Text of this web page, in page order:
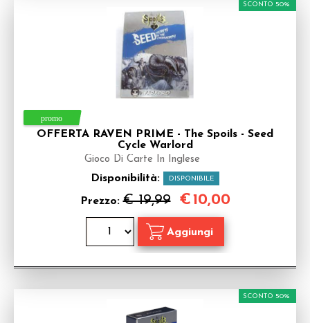
OFFERTA RAVEN PRIME - The Spoils - Seed
Cycle Warlord
Gioco Di Carte In Inglese
Disponibilità: DISPONIBILE
Prezzo:€ 19,99
SCONTO 50%
€10,00
SCONTO 50%